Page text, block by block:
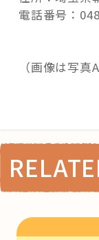
電話番号：
（画像は写真